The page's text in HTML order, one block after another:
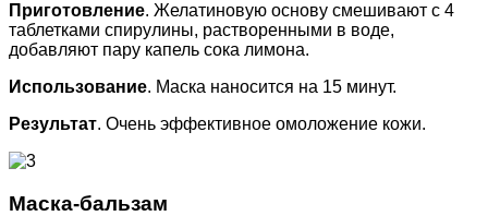
Приготовление. Желатиновую основу смешивают с 4
таблетками спирулины, растворенными в воде,
добавляют пару капель сока лимона.
Использование. Маска наносится на 15 минут.
Результат. Очень эффективное омоложение кожи.
Маска-бальзам